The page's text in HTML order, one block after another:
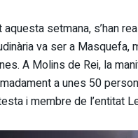
aquesta setmana, s’han
va ser a Masquefa,
A Molins de Rei, la
a unes 50
i membre de l’entitat